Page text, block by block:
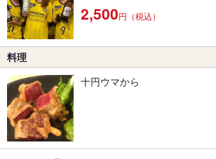
2,500円（税込）
料理
十円ウマから